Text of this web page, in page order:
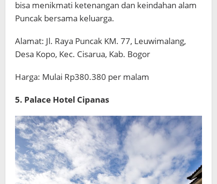
bisa menikmati ketenangan dan keindahan alam
Puncak bersama keluarga.
Alamat: Jl. Raya Puncak KM. 77, Leuwimalang,
Desa Kopo, Kec. Cisarua, Kab. Bogor
Harga: Mulai Rp380.380 per malam
5. Palace Hotel Cipanas